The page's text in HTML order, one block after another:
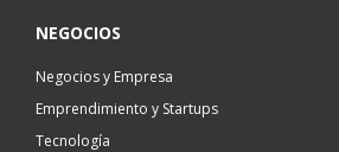
NEGOCIOS
Negocios y Empresa
Emprendimiento y Startups
Tecnología